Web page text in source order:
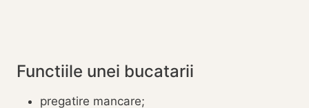
Functiile unei bucatarii
pregatire mancare;